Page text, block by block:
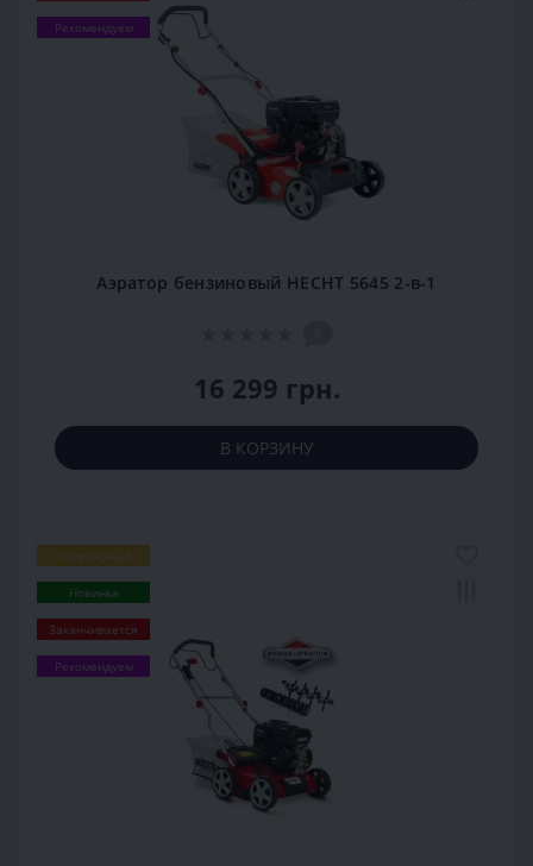
Рекомендуем
Аэратор бензиновый HECHT 5645 2-в-1
16 299 грн.
В КОРЗИНУ
Популярный
Новинка
Заканчивается
Рекомендуем